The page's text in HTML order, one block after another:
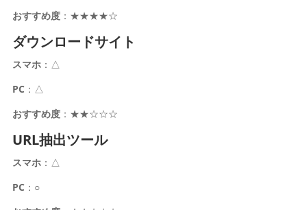
おすすめ度：★★★★☆
ダウンロードサイト
スマホ：△
PC ：△
おすすめ度：★★☆☆☆
URL抽出ツール
スマホ：△
PC ：○